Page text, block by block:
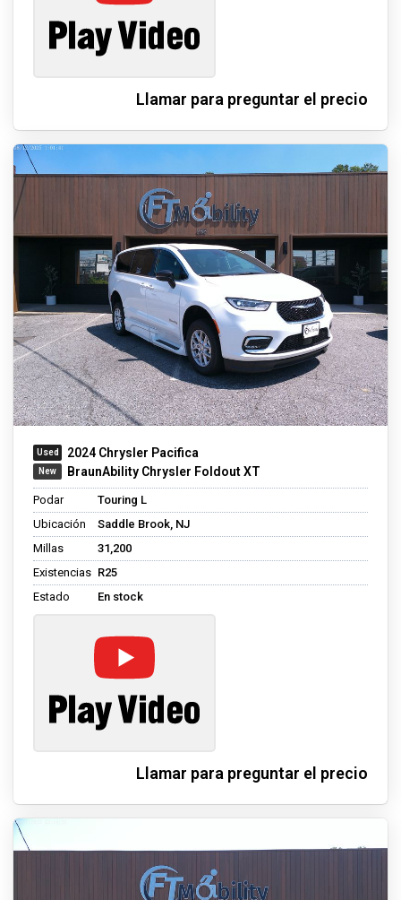
Llamar para preguntar el precio
2024 Chrysler Pacifica
BraunAbility Chrysler Foldout XT
Podar
Touring L
Ubicación
Saddle Brook, NJ
Millas
31,200
Existencias R25
Estado
En stock
Llamar para preguntar el precio